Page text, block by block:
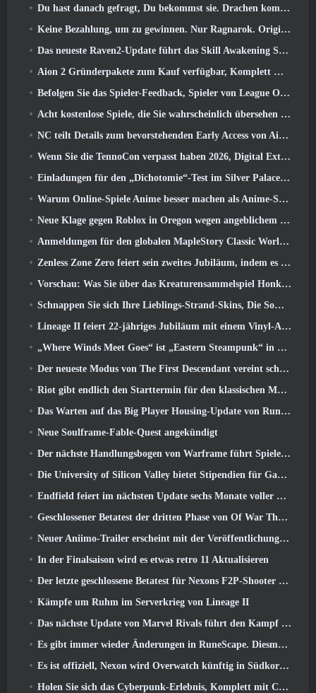
Du hast danach gefragt, Du bekommst sie. Drachen kommen online nach Albion
Keine Bezahlung, um zu gewinnen. Nur Ragnarok. Origin Classic erscheint im Juli 23
Das neueste Raven2-Update führt das Skill Awakening System ein, Geben Sie den Spielern mehr Möglichkeiten, ihre Fähigkeiten zu verbessern
Aion 2 Gründerpakete zum Kauf verfügbar, Komplett mit fünf Tagen Early Access
Befolgen Sie das Spieler-Feedback, Spieler von League Of Legends Classic müssen nicht für klassische Skins bezahlen
Acht kostenlose Spiele, die Sie wahrscheinlich übersehen haben und die Teil von Steams Train Fest sind
NC teilt Details zum bevorstehenden Early Access von Aion 2 mit
Wenn Sie die TennoCon verpasst haben 2026, Digital Extremes teilt alle Panels
Einladungen für den „Dichotomie“-Test im Silver Palace gehen raus
Warum Online-Spiele Anime besser machen als Anime-Spiele
Neue Klage gegen Roblox in Oregon wegen angeblichem Kinderpflegevorfall eingereicht
Anmeldungen für den globalen MapleStory Classic World Second Closed Test
Zenless Zone Zero feiert sein zweites Jubiläum, indem es Spielern die Wahl zwischen einem kostenlosen S-Rank-Agenten bietet
Vorschau: Was Sie über das Kreaturensammelspiel Honkai von HoYoverse wissen sollten: Link-Seele
Schnappen Sie sich Ihre Lieblings-Strand-Skins, Die Sommerspiele sind zu Overwatch zurückgekehrt
Lineage II feiert 22-jähriges Jubiläum mit einem Vinyl-Album in Collector’s Edition
„Where Winds Meet Goes“ ist „Eastern Steampunk“ in der Version 2.0
Der neueste Modus von The First Descendant vereint schwierige Void-Intercept-Kämpfe und die Tiefen
Riot gibt endlich den Starttermin für den klassischen Modus von League of Legends bekannt
Das Warten auf das Big Player Housing-Update von RuneScape hat ein Ende
Neue Soulframe-Fable-Quest angekündigt
Der nächste Handlungsbogen von Warframe führt Spieler zu einer völlig neuen Sternenkarte, Das Tau-System
Die University of Silicon Valley bietet Stipendien für Gaming an und einige der Anforderungen sind interessant
Endfield feiert im nächsten Update sechs Monate voller Fabriken und Seilrutschen
Geschlossener Betatest der dritten Phase von Of War Thunder Infantry Battles angekündigt
Neuer Aniimo-Trailer erscheint mit der Veröffentlichung des neuesten geschlossenen Betatests
In der Finalsaison wird es etwas retro 11 Aktualisieren
Der letzte geschlossene Betatest für Nexons F2P-Shooter Sudden Attack Zero Point hat heute begonnen
Kämpfe um Ruhm im Serverkrieg von Lineage II
Das nächste Update von Marvel Rivals führt den Kampf zu den Göttern
Es gibt immer wieder Änderungen in RuneScape. Diesmal handelt es sich um Spielerunterkünfte
Es ist offiziell, Nexon wird Overwatch künftig in Südkorea veröffentlichen
Holen Sie sich das Cyberpunk-Erlebnis, Komplett mit Cyberpsychose, Im nächsten Crossover-Event von Apex Legends